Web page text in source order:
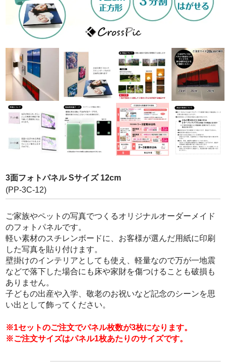
猫グッズ
写真でつくるシリーズ
写真でつくるカーステッカー
写真でつくる防水シール
写真でつくるフォトパネル
3面フォトパネル Sサイズ 12cm
(PP-3C-12)
ご家族やペットの写真でつくるオリジナルオーダーメイド
のフォトパネルです。
軽い素材のスチレンボードに、お客様が選んだ用紙に印刷
した写真を貼り付けます。
壁掛けのインテリアとしても使え、軽量なので万が一地震
などで落下した場合にも床や家財を傷つけることも破損も
ありません。
子どもの出産や入学、敬老のお祝いなど記念のシーンを思
い出として飾ってください。
※1セットのご注文でパネル枚数が3枚になります。
※ご注文サイズはパネル1枚あたりのサイズです。